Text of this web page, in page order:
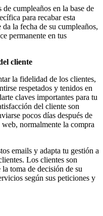
cumpleaños en la base de
para recabar esta
la fecha de su cumpleaños,
permanente en tus
cliente
la fidelidad de los clientes,
respetados y tenidos en
claves importantes para tu
del cliente son
pocos días después de
normalmente la compra
emails y adapta tu gestión a
Los clientes son
toma de decisión de su
según sus peticiones y